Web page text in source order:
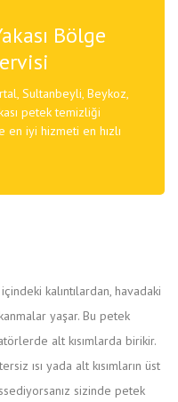
Bölge
Sultanbeyli, Beykoz,
petek temizliği
en iyi hizmeti en hızlı
kalıntılardan, havadaki
yaşar. Bu petek
alt kısımlarda birikir.
ısı yada alt kısımların üst
sizinde petek